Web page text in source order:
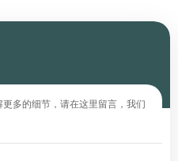
多的细节，请在这里留言，我们